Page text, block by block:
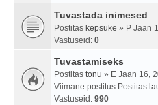
Tuvastada inimesed
Postitas kepsuke » P Jaan
Vastuseid: 0
Tuvastamiseks
Postitas tonu » E Jaan 16,
Viimane postitus Postitas
Vastuseid: 990